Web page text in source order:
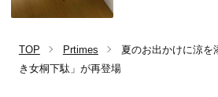
TOP Prtimes
夏のお出かけに涼を
き女桐下駄」が再登場